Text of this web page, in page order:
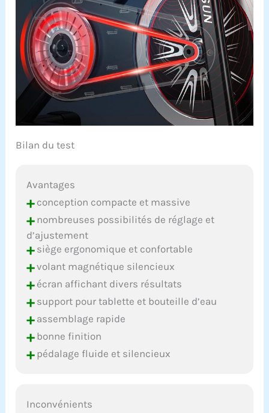
Bilan du test
Avantages
+conception compacte et massive
+nombreuses possibilités de réglage et
d’ajustement
+siège ergonomique et confortable
+volant magnétique silencieux
+écran affichant divers résultats
+support pour tablette et bouteille d’eau
+assemblage rapide
+bonne finition
+pédalage fluide et silencieux
Inconvénients